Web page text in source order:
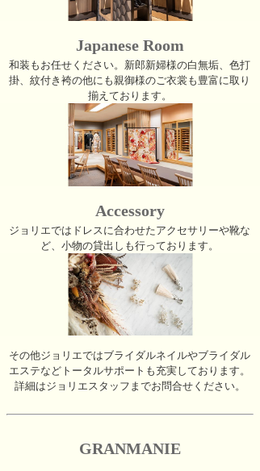
Japanese Room
和装もお任せください。新郎新婦様の白無垢、色打
掛、紋付き袴の他にも親御様のご衣裳も豊富に取り
揃えております。
Accessory
ジョリエではドレスに合わせたアクセサリーや靴な
ど、小物の貸出しも行っております。
その他ジョリエではブライダルネイルやブライダル
エステなどトータルサポートも充実しております。
詳細はジョリエスタッフまでお問合せください。
GRANMANIE